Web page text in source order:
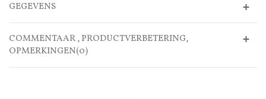
GEGEVENS
COMMENTAAR , PRODUCTVERBETERING,
OPMERKINGEN(0)